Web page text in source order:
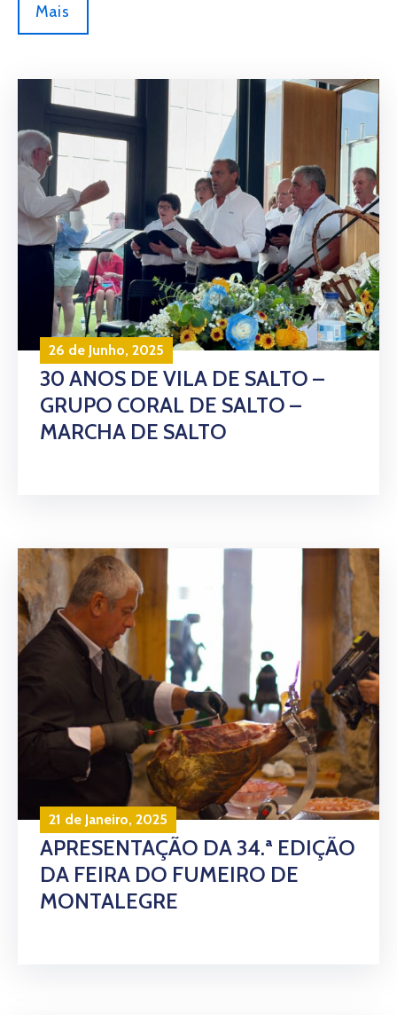
Mais
26 de Junho, 2025
30 ANOS DE VILA DE SALTO –
GRUPO CORAL DE SALTO –
MARCHA DE SALTO
21 de Janeiro, 2025
APRESENTAÇÃO DA 34.ª EDIÇÃO
DA FEIRA DO FUMEIRO DE
MONTALEGRE